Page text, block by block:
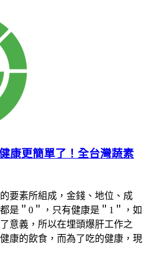
康更簡單了！全台灣蔬素
要素所組成，金錢、地位、成
是＂0＂，只有健康是＂1＂，如
意義，所以在埋頭爆肝工作之
康的飲食，而為了吃的健康，現